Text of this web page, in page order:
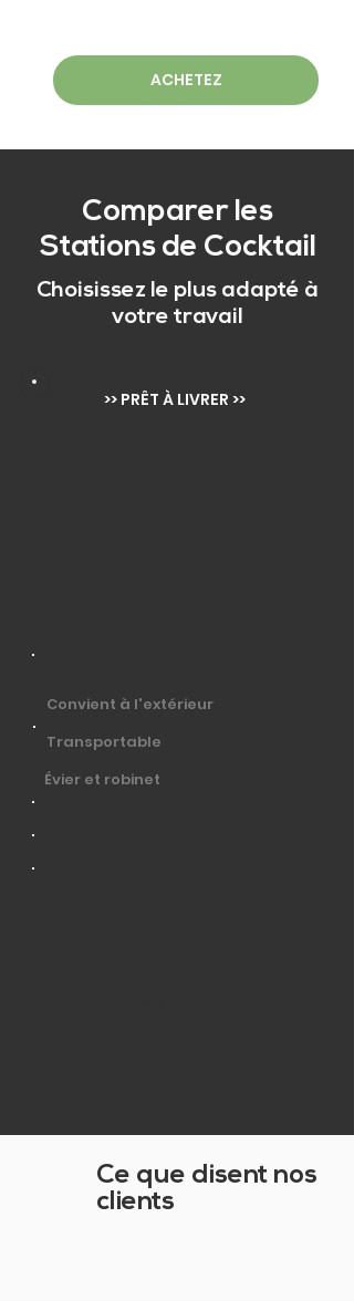
ACHETEZ
Comparer les
Stations de Cocktail
Choisissez le plus adapté à
votre travail
>> PRÊT À LIVRER >>
Convient à l'extérieur
Transportable
Évier et robinet
Ce que disent nos
clients